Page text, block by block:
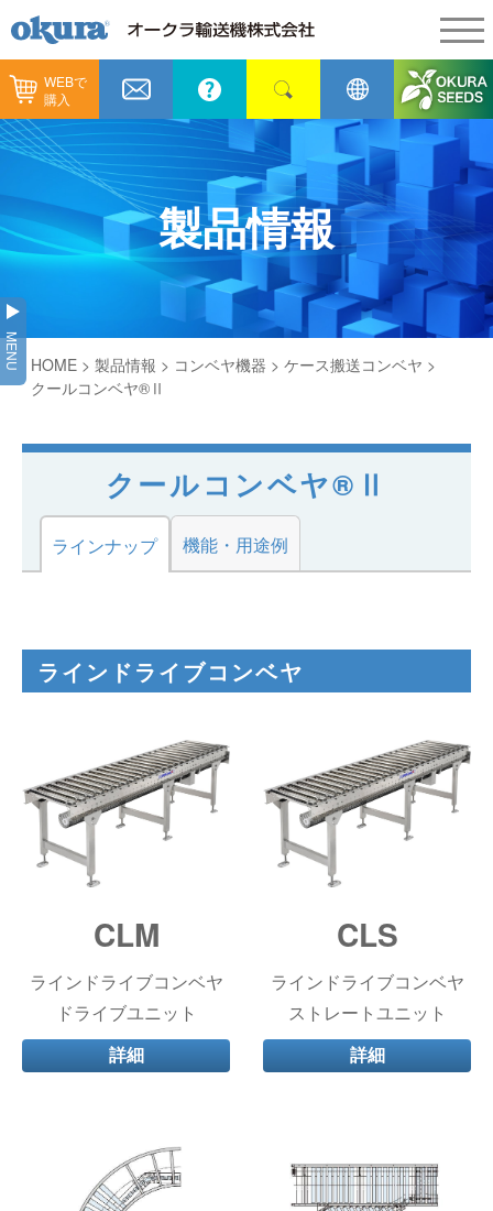
WEBで
購入
製品情報
製品情報
コンベヤ機器
コンベヤ機器を探す
コンベヤ機器の技術情報
GTPシステム
パレタイズ・デパレタイズシステム
バンニング・デバンニングシステム
バーチカル装置（垂直搬送機）
周辺機器
納入事例
納入事例
全業種
物流
メンテナンス
カタログ／CAD
会社情報
会社概要
オークラグループ
オークラの取組み
採用情報
オークラミュージアム
新着情報
物流用語集
製品情報
MENU HOME > 製品情報 > コンベヤ機器 > ケース搬送コンベヤ >
クールコンベヤ®Ⅱ
クールコンベヤ®Ⅱ
ラインナップ 機能・用途例
ラインドライブコンベヤ
CLM
ラインドライブコンベヤ
ドライブユニット
詳細
CLS
ラインドライブコンベヤ
ストレートユニット
詳細